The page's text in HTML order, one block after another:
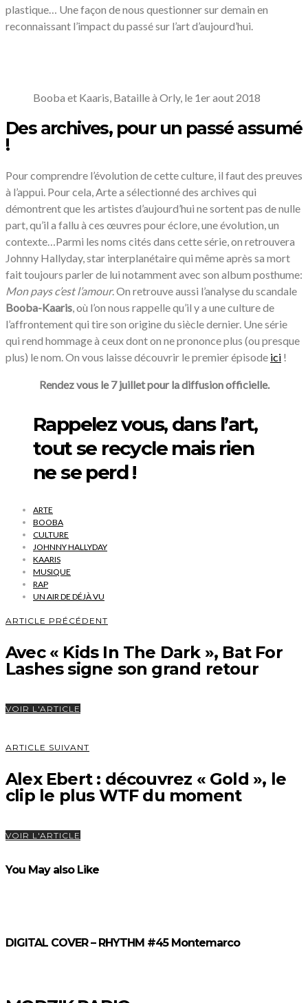
plastique… Une façon de nous questionner sur demain en
reconnaissant l’impact du passé sur l’art d’aujourd’hui.
Booba et Kaaris, Bataille à Orly, le 1er aout 2018
Des archives, pour un passé assumé
!
Pour comprendre l’évolution de cette culture, il faut des preuves
à l’appui. Pour cela, Arte a sélectionné des archives qui
démontrent que les artistes d’aujourd’hui ne sortent pas de nulle
part, qu’il a fallu à ces œuvres pour éclore, une évolution, un
contexte…Parmi les noms cités dans cette série, on retrouvera
Johnny Hallyday, star interplanétaire qui même après sa mort
fait toujours parler de lui notamment avec son album posthume:
Mon pays c’est l’amour. On retrouve aussi l’analyse du scandale
Booba-Kaaris , où l’on nous rappelle qu’il y a une culture de
l’affrontement qui tire son origine du siècle dernier. Une série
qui rend hommage à ceux dont on ne prononce plus (ou presque
plus) le nom. On vous laisse découvrir le premier épisode ici !
Rendez vous le 7 juillet pour la diffusion officielle.
Rappelez vous, dans l’art,
tout se recycle mais rien
ne se perd !
ARTE
BOOBA
CULTURE
JOHNNY HALLYDAY
KAARIS
MUSIQUE
RAP
UN AIR DE DÉJÀ VU
ARTICLE PRÉCÉDENT
Avec « Kids In The Dark », Bat For
Lashes signe son grand retour
VOIR L'ARTICLE
ARTICLE SUIVANT
Alex Ebert : découvrez « Gold », le
clip le plus WTF du moment
VOIR L'ARTICLE
You May also Like
DIGITAL COVER – RHYTHM #45 Montemarco